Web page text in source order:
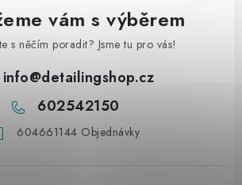
vám s výběrem
s něčím poradit? Jsme tu pro vás!
info@detailingshop.cz
602542150
604661144 Objednávky